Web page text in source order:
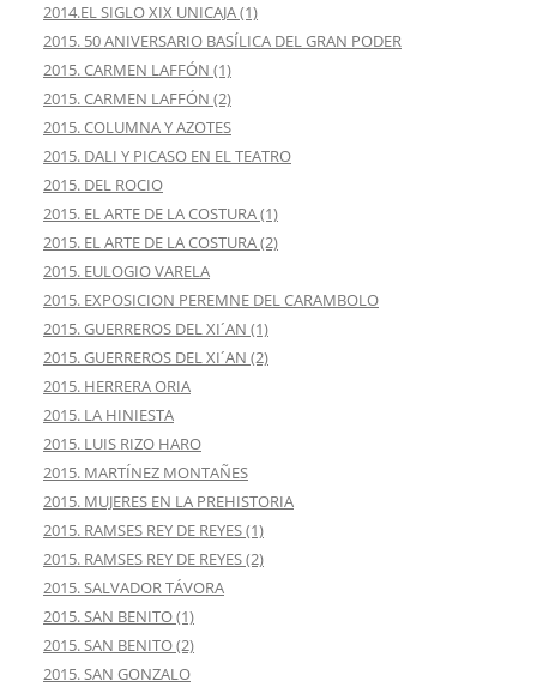
2014.EL SIGLO XIX UNICAJA (1)
2015. 50 ANIVERSARIO BASÍLICA DEL GRAN PODER
2015. CARMEN LAFFÓN (1)
2015. CARMEN LAFFÓN (2)
2015. COLUMNA Y AZOTES
2015. DALI Y PICASO EN EL TEATRO
2015. DEL ROCIO
2015. EL ARTE DE LA COSTURA (1)
2015. EL ARTE DE LA COSTURA (2)
2015. EULOGIO VARELA
2015. EXPOSICION PEREMNE DEL CARAMBOLO
2015. GUERREROS DEL XI´AN (1)
2015. GUERREROS DEL XI´AN (2)
2015. HERRERA ORIA
2015. LA HINIESTA
2015. LUIS RIZO HARO
2015. MARTÍNEZ MONTAÑES
2015. MUJERES EN LA PREHISTORIA
2015. RAMSES REY DE REYES (1)
2015. RAMSES REY DE REYES (2)
2015. SALVADOR TÁVORA
2015. SAN BENITO (1)
2015. SAN BENITO (2)
2015. SAN GONZALO